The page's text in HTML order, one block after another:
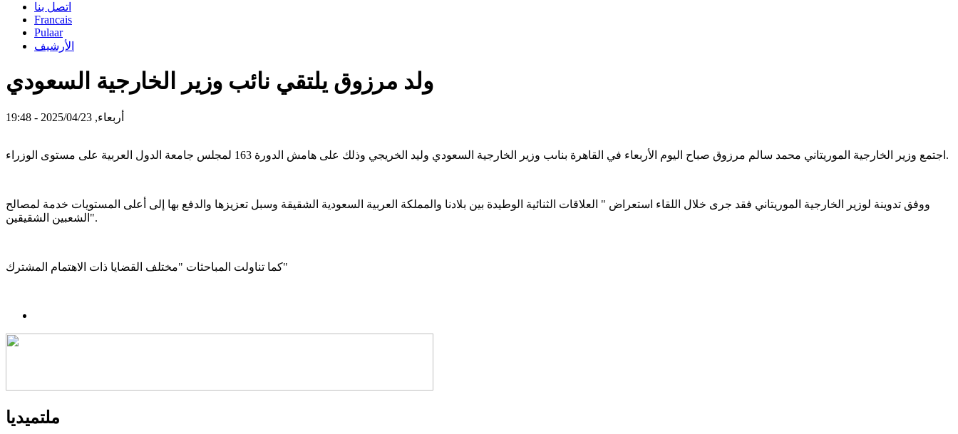
اتصل بنا
Francais
Pulaar
الأرشيف
ولد مرزوق يلتقي نائب وزير الخارجية السعودي
أربعاء, 2025/04/23 - 19:48
اجتمع وزير الخارجية الموريتاني محمد سالم مرزوق صباح اليوم الأربعاء في القاهرة بناىب وزير الخارجية السعودي وليد الخريجي وذلك على هامش الدورة 163 لمجلس جامعة الدول العربية على مستوى الوزراء.
ووفق تدوينة لوزير الخارجية الموريتاني فقد جرى خلال اللقاء استعراض " العلاقات الثنائية الوطيدة بين بلادنا والمملكة العربية السعودية الشقيقة وسبل تعزيزها والدفع بها إلى أعلى المستويات خدمة لمصالح
الشعبين الشقيقين".
كما تناولت المباحثات "مختلف القضايا ذات الاهتمام المشترك"
ملتميديا